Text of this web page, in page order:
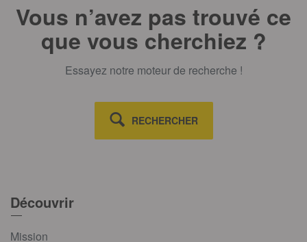
Vous n’avez pas trouvé ce
que vous cherchiez ?
Essayez notre moteur de recherche !
RECHERCHER
Découvrir
Mission